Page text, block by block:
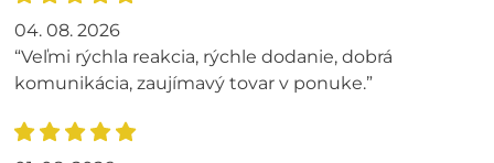
04. 08. 2026
“Veľmi rýchla reakcia, rýchle dodanie, dobrá
komunikácia, zaujímavý tovar v ponuke.”